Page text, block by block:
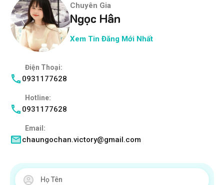
Chuyên Gia
Ngọc Hân
Xem Tin Đăng Mới Nhất
Điện Thoại:
0931177628
Hotline:
0931177628
Email:
chaungochan.victory@gmail.com